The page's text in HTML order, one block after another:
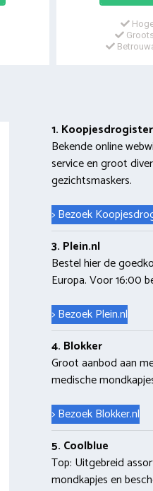
1.
Bekende online
service en groot
gezichtsmaskers.
> Bezoek
3. Plein.nl
Bestel hier de
Europa. Voor 16:00
> Bezoek Plein.nl
4. Blokker
Groot aanbod aan
medische
> Bezoek Blokker.nl
5. Coolblue
Top: Uitgebreid
mondkapjes en